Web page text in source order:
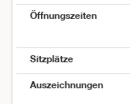
Öffnungszeiten
Montag
Sitzplätze
Auszeichnungen